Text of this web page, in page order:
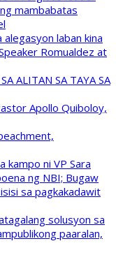
mambabatas
laban kina
Romualdez at
ALITAN SA TAYA SA
Apollo Quiboloy,
kampo ni VP Sara
ng NBI; Bugaw
sa pagkakadawit
solusyon sa
paaralan,